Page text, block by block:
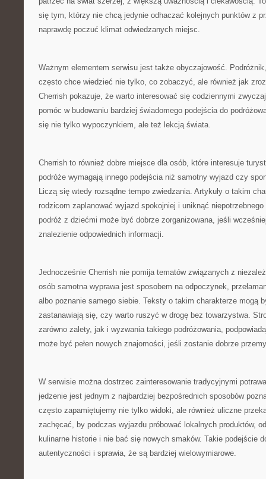
się tym, którzy nie chcą jedynie odhaczać kolejnych punktów z
naprawdę poczuć klimat odwiedzanych miejsc.
Ważnym elementem serwisu jest także obyczajowość.
często chce wiedzieć nie tylko, co zobaczyć, ale również jak
Cherrish pokazuje, że warto interesować się codziennymi
pomóc w budowaniu bardziej świadomego podejścia do
się nie tylko wypoczynkiem, ale też lekcją świata.
Cherrish to również dobre miejsce dla osób, które interesuje
podróże wymagają innego podejścia niż samotny wyjazd czy
Liczą się wtedy rozsądne tempo zwiedzania. Artykuły o takim
rodzicom zaplanować wyjazd spokojniej i uniknąć
podróż z dziećmi może być dobrze zorganizowana, jeśli
znalezienie odpowiednich informacji.
Jednocześnie Cherrish nie pomija tematów związanych z
osób samotna wyprawa jest sposobem na odpoczynek,
albo poznanie samego siebie. Teksty o takim charakterze mogą
zastanawiają się, czy warto ruszyć w drogę bez towarzystwa.
zarówno zalety, jak i wyzwania takiego podróżowania,
może być pełen nowych znajomości, jeśli zostanie dobrze
W serwisie można dostrzec zainteresowanie tradycyjnymi
jedzenie jest jednym z najbardziej bezpośrednich sposobów
często zapamiętujemy nie tylko widoki, ale również uliczne
zachęcać, by podczas wyjazdu próbować lokalnych produktów,
kulinarne historie i nie bać się nowych smaków. Takie podejście
autentyczności i sprawia, że są bardziej wielowymiarowe.